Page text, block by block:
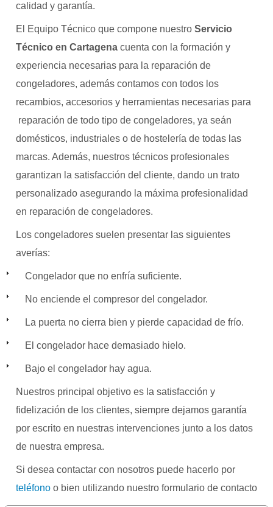
calidad y garantía.
El Equipo Técnico que compone nuestro Servicio
Técnico en Cartagena cuenta con la formación y
experiencia necesarias para la reparación de
congeladores, además contamos con todos los
recambios, accesorios y herramientas necesarias para
reparación de todo tipo de congeladores, ya seán
domésticos, industriales o de hostelería de todas las
marcas. Además, nuestros técnicos profesionales
garantizan la satisfacción del cliente, dando un trato
personalizado asegurando la máxima profesionalidad
en reparación de congeladores.
Los congeladores suelen presentar las siguientes
averías:
Congelador que no enfría suficiente.
No enciende el compresor del congelador.
La puerta no cierra bien y pierde capacidad de frío.
El congelador hace demasiado hielo.
Bajo el congelador hay agua.
Nuestros principal objetivo es la satisfacción y
fidelización de los clientes, siempre dejamos garantía
por escrito en nuestras intervenciones junto a los datos
de nuestra empresa.
Si desea contactar con nosotros puede hacerlo por
teléfono o bien utilizando nuestro formulario de contacto